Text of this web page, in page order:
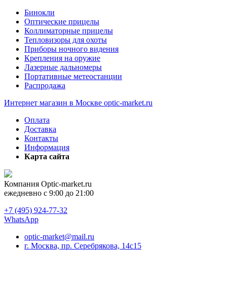
Бинокли
Оптические прицелы
Коллиматорные прицелы
Тепловизоры для охоты
Приборы ночного видения
Крепления на оружие
Лазерные дальномеры
Портативные метеостанции
Распродажа
Интернет магазин в Москве optic-market.ru
Оплата
Доставка
Контакты
Информация
Карта сайта
Компания Optic-market.ru
ежедневно с 9:00 до 21:00
+7 (495) 924-77-32
WhatsApp
optic-market@mail.ru
г. Москва, пр. Серебрякова, 14с15